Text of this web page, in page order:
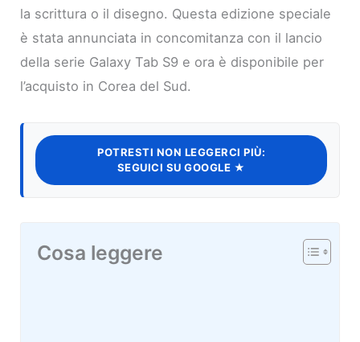
la scrittura o il disegno. Questa edizione speciale
è stata annunciata in concomitanza con il lancio
della serie Galaxy Tab S9 e ora è disponibile per
l’acquisto in Corea del Sud.
POTRESTI NON LEGGERCI PIÙ:
SEGUICI SU GOOGLE ★
Cosa leggere